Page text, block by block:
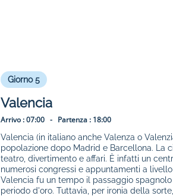
Giorno 5
Valencia
Arrivo :07:00 - Partenza : 18:00
Valencia (in italiano anche Valenza o
popolazione dopo Madrid e Barcellona. La
teatro, divertimento e affari. È infatti un
numerosi congressi e appuntamenti a
Valencia fu un tempo il passaggio
periodo d'oro. Tuttavia, per ironia della